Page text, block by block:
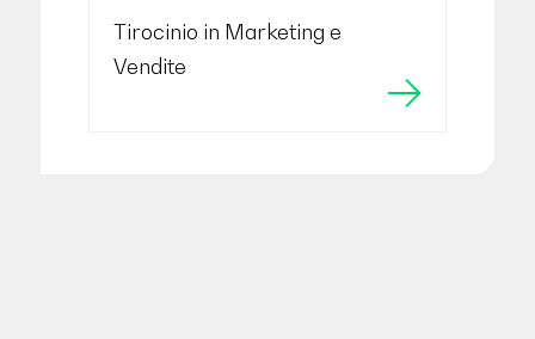
Tirocinio in Marketing e
Vendite